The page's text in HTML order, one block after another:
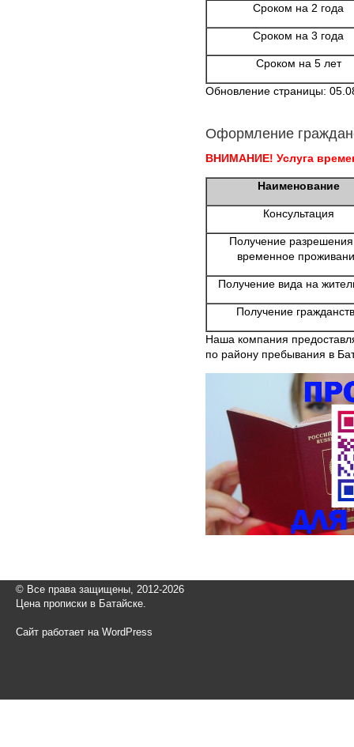
Сроком на 2 года
Сроком на 3 года
Сроком на 5 лет
Обновление страницы:
Оформление
ВНИМАНИЕ! Услуга
Наименование
Консультация
Получение
временное
Получение вида на
Получение
Наша компания
по району пребывания в
© Все права защищены, 2012-2026
Цена прописки в Батайске.
Сайт работает на WordPress